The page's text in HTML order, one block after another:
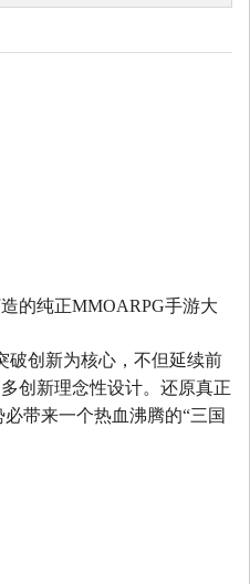
的纯正MMOARPG手游大
破创新为核心，不但延续前
创新理念性设计。还原真正
带来一个热血沸腾的“三国